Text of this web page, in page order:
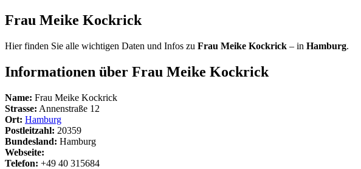
Frau Meike Kockrick
Hier finden Sie alle wichtigen Daten und Infos zu Frau Meike Kockrick – in Hamburg.
Informationen über Frau Meike Kockrick
Name: Frau Meike Kockrick
Strasse: Annenstraße 12
Ort: Hamburg
Postleitzahl: 20359
Bundesland: Hamburg
Webseite:
Telefon: +49 40 315684